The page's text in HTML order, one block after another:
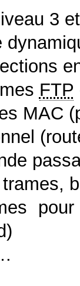
3
FTP
MAC